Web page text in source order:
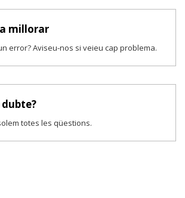
millorar
error? Aviseu-nos si veieu cap problema.
totes les qüestions.